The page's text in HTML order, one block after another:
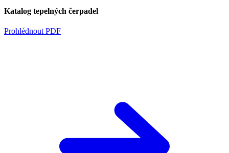
Katalog tepelných čerpadel
Prohlédnout PDF